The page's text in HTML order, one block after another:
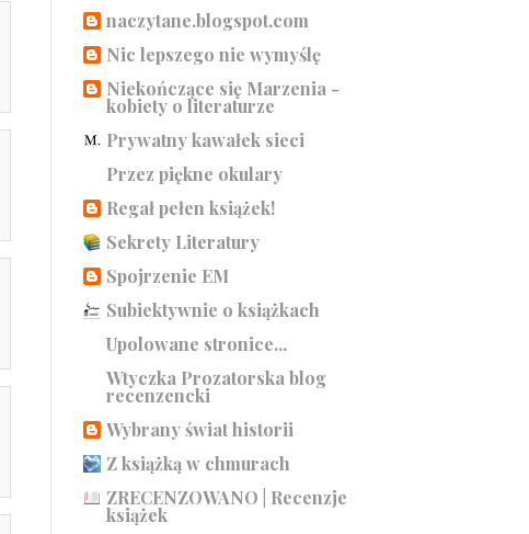
naczytane.blogspot.com
Nic lepszego nie wymyślę
Niekończące się Marzenia -
kobiety o literaturze
Prywatny kawałek sieci
Przez piękne okulary
Regał pełen książek!
Sekrety Literatury
Spojrzenie EM
Subiektywnie o książkach
Upolowane stronice...
Wtyczka Prozatorska blog
recenzencki
Wybrany świat historii
Z książką w chmurach
ZRECENZOWANO | Recenzje
książek